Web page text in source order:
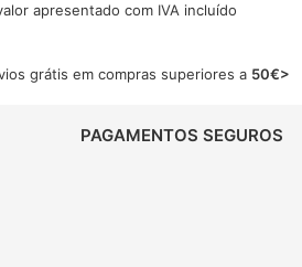
apresentado com IVA incluído
grátis em compras superiores a 50€>
PAGAMENTOS SEGUROS